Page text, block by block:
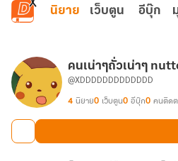
ข้ามไปยังเนื้อหาหลัก
นิยาย เว็บตูน อีบุ๊ก
คนเน่าๆถั่วเน่าๆ
@XDDDDDDDDDDDDD
4 นิยาย0 เว็บตูน0 อีบุ๊ก0 คนติดต